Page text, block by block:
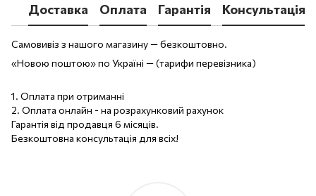
Доставка Оплата Гарантія Консультація
Самовивіз з нашого магазину — безкоштовно.
«Новою поштою» по Україні — (тарифи перевізника)
1. Оплата при отриманні
2. Оплата онлайн - на розрахунковий рахунок
Гарантія від продавця 6 місяців.
Безкоштовна консультація для всіх!